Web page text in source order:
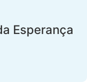
Esperança